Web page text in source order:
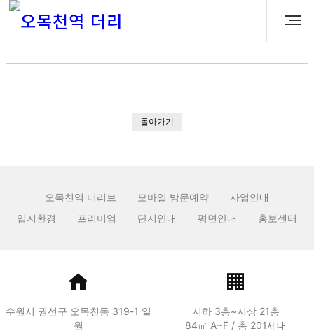
돌아가기
오목천역 더리브 모바일 방문예약
사업안내
입지환경
프리미엄 단지안내 평면안내 홍보센터
수원시 권선구 오목천동 319-1 일
원
지하 3층~지상 21층
84㎡ A~F / 총 201세대